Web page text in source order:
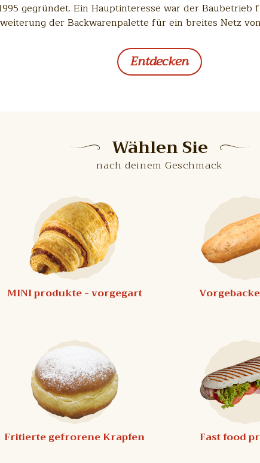
gegründet. Ein Hauptinteresse war der
der Backwarenpalette für ein breites Netz
Entdecken
Wählen Sie
nach deinem Geschmack
MINI produkte - vorgegart
Fritierte gefrorene Krapfen Fast food